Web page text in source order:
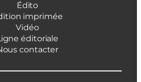
Édito
imprimée
Vidéo
éditoriale
contacter